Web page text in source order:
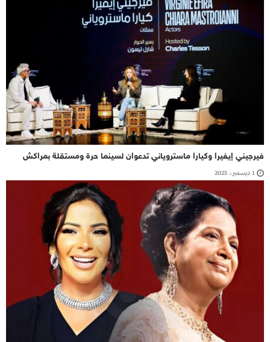
فيرجيني إيفيرا وكيارا ماستروياني تدعوان لسينما حرة ومستقلة بمراكش
1 ديسمبر، 2025